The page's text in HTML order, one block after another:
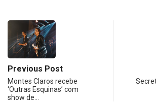
Previous Post
Montes Claros recebe
‘Outras Esquinas’ com
show de…